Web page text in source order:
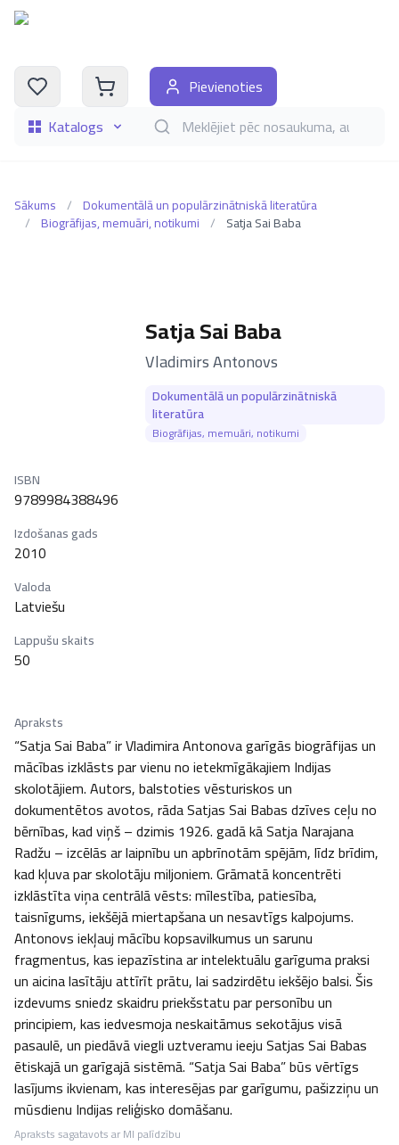
Katalogs Meklēt grāmatas pēc nosaukuma, autora,
Pievienoties
Sākums / Dokumentālā un populārzinātniskā literatūra
/ Biogrāfijas, memuāri, notikumi / Satja Sai Baba
Satja Sai Baba
–
Vladimirs Antonovs
Dokumentālā un populārzinātniskā
literatūra
Biogrāfijas, memuāri, notikumi
ISBN
9789984388496
Izdošanas gads
2010
Valoda
Latviešu
Lappušu skaits
50
Apraksts
“Satja Sai Baba” ir Vladimira Antonova garīgās biogrāfijas un
mācības izklāsts par vienu no ietekmīgākajiem Indijas
skolotājiem. Autors, balstoties vēsturiskos un
dokumentētos avotos, rāda Satjas Sai Babas dzīves ceļu no
bērnības, kad viņš – dzimis 1926. gadā kā Satja Narajana
Radžu – izcēlās ar laipnību un apbrīnotām spējām, līdz brīdim,
kad kļuva par skolotāju miljoniem. Grāmatā koncentrēti
izklāstīta viņa centrālā vēsts: mīlestība, patiesība,
taisnīgums, iekšējā miertapšana un nesavtīgs kalpojums.
Antonovs iekļauj mācību kopsavilkumus un sarunu
fragmentus, kas iepazīstina ar intelektuālu garīguma praksi
un aicina lasītāju attīrīt prātu, lai sadzirdētu iekšējo balsi. Šis
izdevums sniedz skaidru priekšstatu par personību un
principiem, kas iedvesmoja neskaitāmus sekotājus visā
pasaulē, un piedāvā viegli uztveramu ieeju Satjas Sai Babas
ētiskajā un garīgajā sistēmā. “Satja Sai Baba” būs vērtīgs
lasījums ikvienam, kas interesējas par garīgumu, pašizziņu un
mūsdienu Indijas reliģisko domāšanu.
Apraksts sagatavots ar MI palīdzību